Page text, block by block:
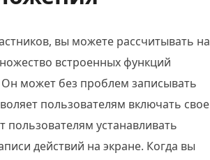
вы можете рассчитывать на
встроенных функций
Он может без проблем записывать
пользователям включать свое
пользователям устанавливать
действий на экране. Когда вы